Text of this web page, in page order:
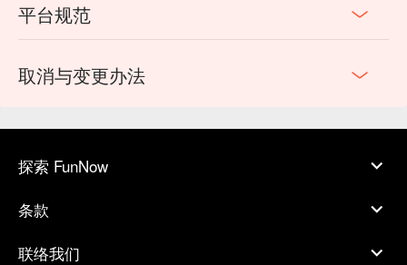
平台规范
取消与变更办法
探索 FunNow
条款
联络我们